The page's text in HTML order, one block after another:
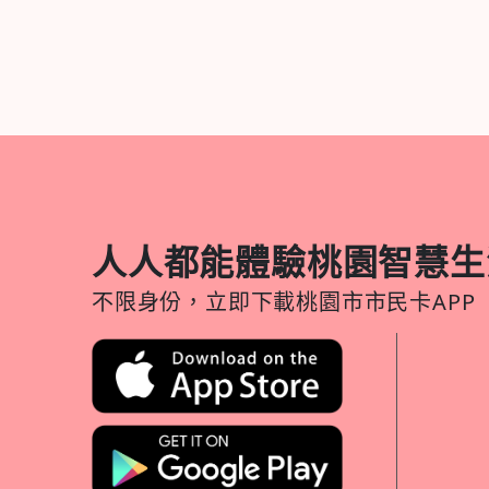
人人都能體驗桃園智慧
不限身份，立即下載桃園市市民卡APP